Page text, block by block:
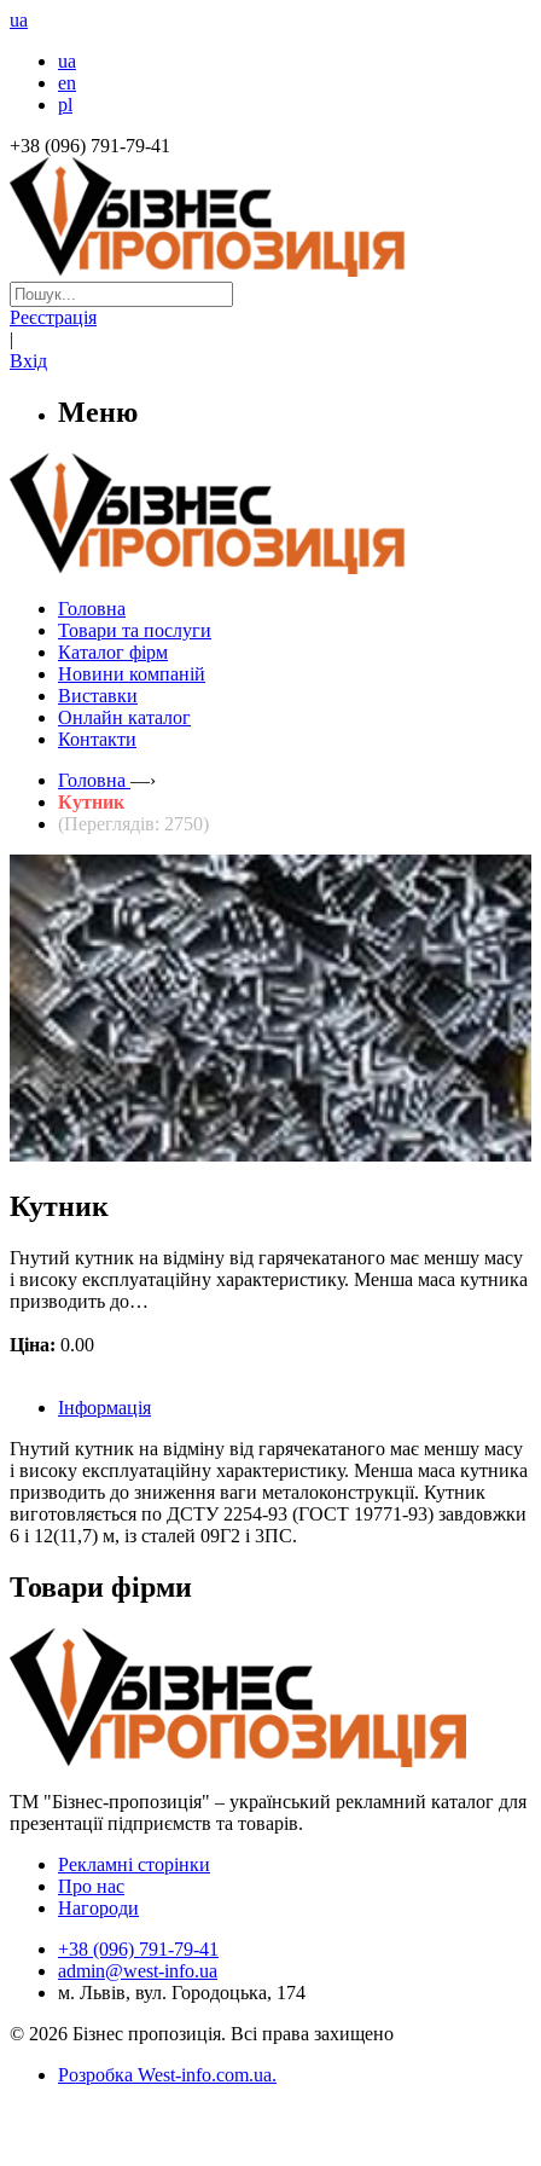
ua
ua
en
pl
+38 (096) 791-79-41
Реєстрація
|
Вхід
Меню
Головна
Товари та послуги
Каталог фірм
Новини компаній
Виставки
Онлайн каталог
Контакти
Головна —›
Кутник
(Переглядів: 2750)
Кутник
Гнутий кутник на відміну від гарячекатаного має меншу масу
і високу експлуатаційну характеристику. Менша маса кутника
призводить до…
Ціна: 0.00
Інформація
Гнутий кутник на відміну від гарячекатаного має меншу масу
і високу експлуатаційну характеристику. Менша маса кутника
призводить до зниження ваги металоконструкції. Кутник
виготовляється по ДСТУ 2254-93 (ГОСТ 19771-93) завдовжки
6 і 12(11,7) м, із сталей 09Г2 і 3ПС.
Товари фірми
ТМ "Бізнес-пропозиція" – український рекламний каталог для
презентації підприємств та товарів.
Рекламні сторінки
Про нас
Нагороди
+38 (096) 791-79-41
admin@west-info.ua
м. Львів, вул. Городоцька, 174
© 2026 Бізнес пропозиція. Всі права захищено
Розробка West-info.com.ua.